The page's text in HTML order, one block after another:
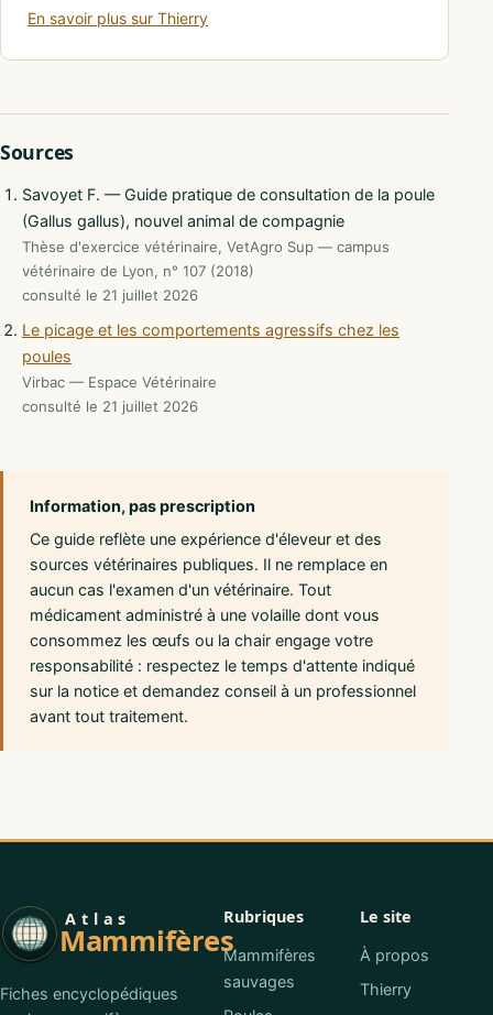
En savoir plus sur Thierry
Sources
Savoyet F. — Guide pratique de consultation de la poule
(Gallus gallus), nouvel animal de compagnie
Thèse d'exercice vétérinaire, VetAgro Sup — campus
vétérinaire de Lyon, n° 107 (2018)
consulté le 21 juillet 2026
Le picage et les comportements agressifs chez les
poules
Virbac — Espace Vétérinaire
consulté le 21 juillet 2026
Information, pas prescription
Ce guide reflète une expérience d'éleveur et des
sources vétérinaires publiques. Il ne remplace en
aucun cas l'examen d'un vétérinaire. Tout
médicament administré à une volaille dont vous
consommez les œufs ou la chair engage votre
responsabilité : respectez le temps d'attente indiqué
sur la notice et demandez conseil à un professionnel
avant tout traitement.
Atlas
Mammifères
Fiches encyclopédiques
Rubriques
Mammifères
sauvages
Le site
À propos
Thierry